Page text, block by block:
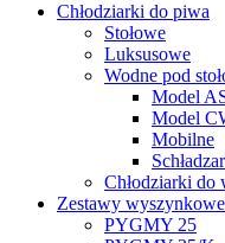
Chłodziarki do piwa
Stołowe
Luksusowe
Wodne pod
Model
Model
Mobilne
Chłodziarki do
Zestawy wyszynkowe
PYGMY 25